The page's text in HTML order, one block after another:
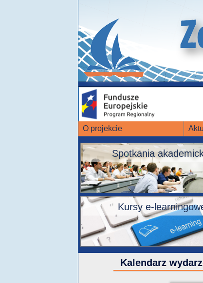
O projekcie
Spotkania
Kursy e-
Kalendarz